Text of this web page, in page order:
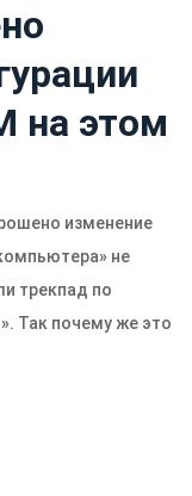
на этом
изменение
не
трекпад по
Так почему же это